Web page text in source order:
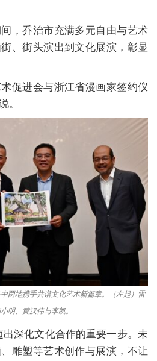
，乔治市充满多元自由与艺术
、街头演出到文化展演，彰显
促进会与浙江省漫画家签约仪
。
两地携手共谱文化艺术新篇章。（左起）雷
明、黄汉伟与李凯。
出深化文化合作的重要一步。未
雕塑等艺术创作与展演，不让